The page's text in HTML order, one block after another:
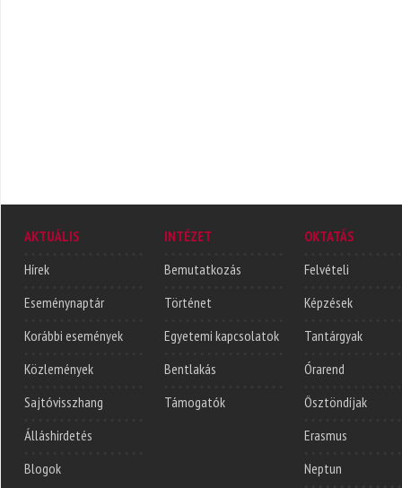
AKTUÁLIS
Hírek
Eseménynaptár
Korábbi események
Közlemények
Sajtóvisszhang
Álláshirdetés
Blogok
INTÉZET
Bemutatkozás
Történet
Egyetemi kapcsolatok
Bentlakás
Támogatók
OKTATÁS
Felvételi
Képzések
Tantárgyak
Órarend
Ösztöndíjak
Erasmus
Neptun